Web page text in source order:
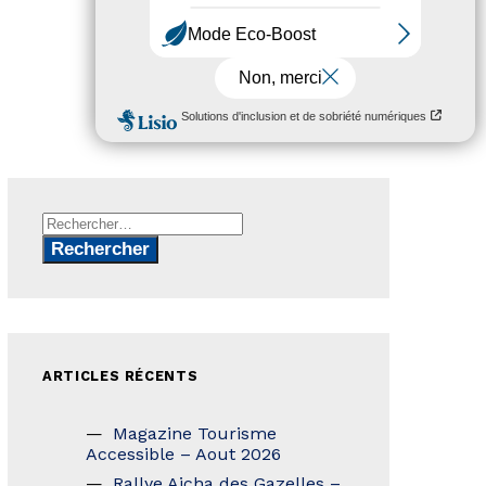
Rechercher :
ARTICLES RÉCENTS
Magazine Tourisme
Accessible – Aout 2026